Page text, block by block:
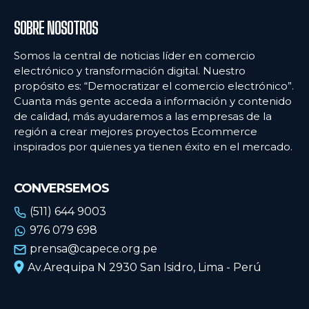
SOBRE NOSOTROS
Somos la central de noticias líder en comercio
electrónico y transformación digital. Nuestro
propósito es: “Democratizar el comercio electrónico”.
Cuanta más gente acceda a información y contenido
de calidad, más ayudaremos a las empresas de la
región a crear mejores proyectos Ecommerce
inspirados por quienes ya tienen éxito en el mercado.
CONVERSEMOS
(511) 644 9003
976 079 698
prensa@capece.org.pe
Av.Arequipa N 2930 San Isidro, Lima - Perú